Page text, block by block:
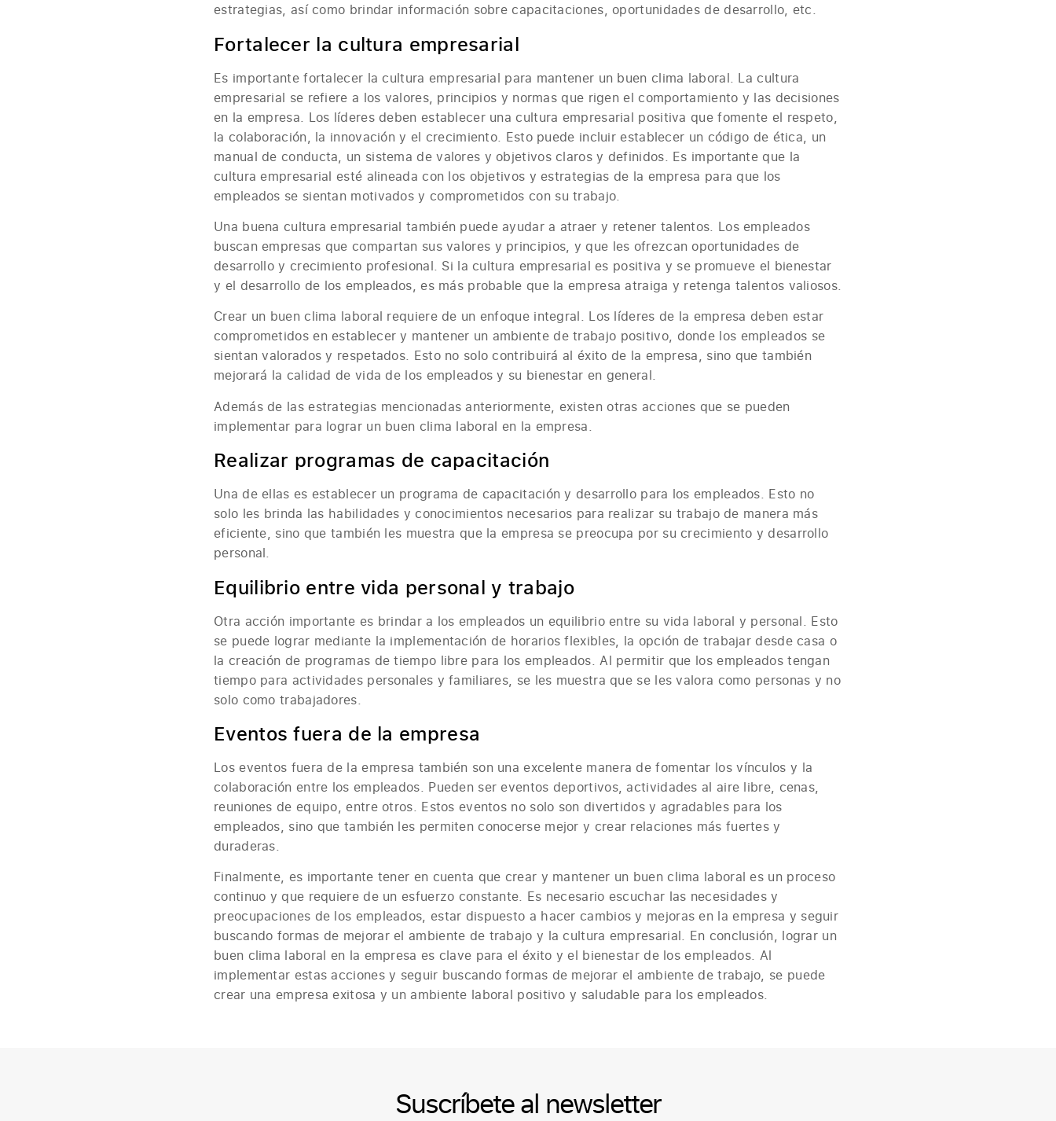
estrategias, así como brindar información sobre capacitaciones, oportunidades de desarrollo, etc.
Fortalecer la cultura empresarial
Es importante fortalecer la cultura empresarial para mantener un buen clima laboral. La cultura
empresarial se refiere a los valores, principios y normas que rigen el comportamiento y las decisiones
en la empresa. Los líderes deben establecer una cultura empresarial positiva que fomente el respeto,
la colaboración, la innovación y el crecimiento. Esto puede incluir establecer un código de ética, un
manual de conducta, un sistema de valores y objetivos claros y definidos. Es importante que la
cultura empresarial esté alineada con los objetivos y estrategias de la empresa para que los
empleados se sientan motivados y comprometidos con su trabajo.
Una buena cultura empresarial también puede ayudar a atraer y retener talentos. Los empleados
buscan empresas que compartan sus valores y principios, y que les ofrezcan oportunidades de
desarrollo y crecimiento profesional. Si la cultura empresarial es positiva y se promueve el bienestar
y el desarrollo de los empleados, es más probable que la empresa atraiga y retenga talentos valiosos.
Crear un buen clima laboral requiere de un enfoque integral. Los líderes de la empresa deben estar
comprometidos en establecer y mantener un ambiente de trabajo positivo, donde los empleados se
sientan valorados y respetados. Esto no solo contribuirá al éxito de la empresa, sino que también
mejorará la calidad de vida de los empleados y su bienestar en general.
Además de las estrategias mencionadas anteriormente, existen otras acciones que se pueden
implementar para lograr un buen clima laboral en la empresa.
Realizar programas de capacitación
Una de ellas es establecer un programa de capacitación y desarrollo para los empleados. Esto no
solo les brinda las habilidades y conocimientos necesarios para realizar su trabajo de manera más
eficiente, sino que también les muestra que la empresa se preocupa por su crecimiento y desarrollo
personal.
Equilibrio entre vida personal y trabajo
Otra acción importante es brindar a los empleados un equilibrio entre su vida laboral y personal. Esto
se puede lograr mediante la implementación de horarios flexibles, la opción de trabajar desde casa o
la creación de programas de tiempo libre para los empleados. Al permitir que los empleados tengan
tiempo para actividades personales y familiares, se les muestra que se les valora como personas y no
solo como trabajadores.
Eventos fuera de la empresa
Los eventos fuera de la empresa también son una excelente manera de fomentar los vínculos y la
colaboración entre los empleados. Pueden ser eventos deportivos, actividades al aire libre, cenas,
reuniones de equipo, entre otros. Estos eventos no solo son divertidos y agradables para los
empleados, sino que también les permiten conocerse mejor y crear relaciones más fuertes y
duraderas.
Finalmente, es importante tener en cuenta que crear y mantener un buen clima laboral es un proceso
continuo y que requiere de un esfuerzo constante. Es necesario escuchar las necesidades y
preocupaciones de los empleados, estar dispuesto a hacer cambios y mejoras en la empresa y seguir
buscando formas de mejorar el ambiente de trabajo y la cultura empresarial. En conclusión, lograr un
buen clima laboral en la empresa es clave para el éxito y el bienestar de los empleados. Al
implementar estas acciones y seguir buscando formas de mejorar el ambiente de trabajo, se puede
crear una empresa exitosa y un ambiente laboral positivo y saludable para los empleados.
Suscríbete al newsletter